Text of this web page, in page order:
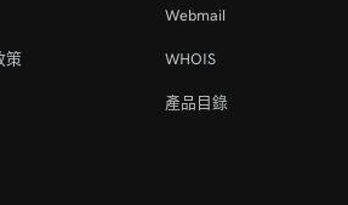
策
Webmail
WHOIS
產品目錄